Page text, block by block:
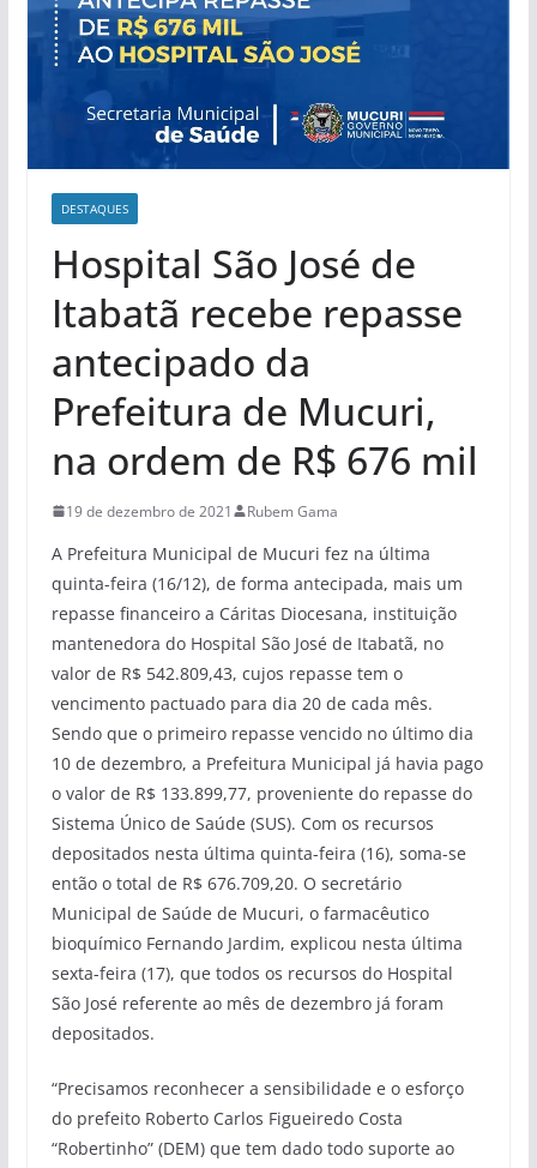
DESTAQUES
Hospital São José de
Itabatã recebe repasse
antecipado da
Prefeitura de Mucuri,
na ordem de R$ 676 mil
19 de dezembro de 2021 Rubem Gama
A Prefeitura Municipal de Mucuri fez na última
quinta-feira (16/12), de forma antecipada, mais um
repasse financeiro a Cáritas Diocesana, instituição
mantenedora do Hospital São José de Itabatã, no
valor de R$ 542.809,43, cujos repasse tem o
vencimento pactuado para dia 20 de cada mês.
Sendo que o primeiro repasse vencido no último dia
10 de dezembro, a Prefeitura Municipal já havia pago
o valor de R$ 133.899,77, proveniente do repasse do
Sistema Único de Saúde (SUS). Com os recursos
depositados nesta última quinta-feira (16), soma-se
então o total de R$ 676.709,20. O secretário
Municipal de Saúde de Mucuri, o farmacêutico
bioquímico Fernando Jardim, explicou nesta última
sexta-feira (17), que todos os recursos do Hospital
São José referente ao mês de dezembro já foram
depositados.
“Precisamos reconhecer a sensibilidade e o esforço
do prefeito Roberto Carlos Figueiredo Costa
“Robertinho” (DEM) que tem dado todo suporte ao